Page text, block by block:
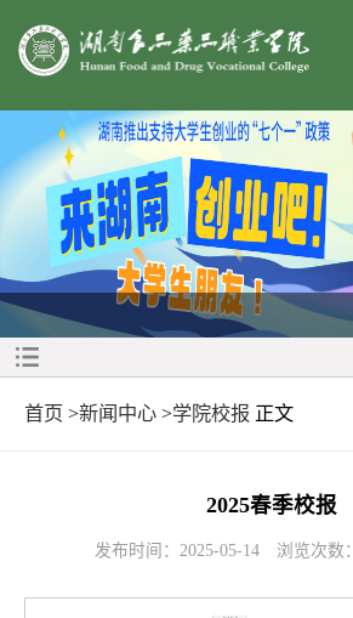
首页 >新闻中心 >学院校报 正文
2025春季校报
发布时间：2025-05-14 浏览次数：